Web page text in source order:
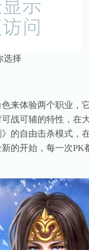
选择
来体验两个职业，
战可辅的特性，在
的自由击杀模式，
的开始，每一次PK